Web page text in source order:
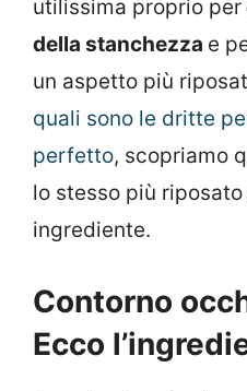
utilissima proprio per
della stanchezza e
un aspetto più
quali sono le dritte
perfetto, scopriamo
lo stesso più
ingrediente.
Contorno
Ecco